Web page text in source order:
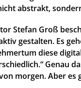
abstrakt,
Stefan Groß
gestalten. Es
diese
Genau
morgen. Aber